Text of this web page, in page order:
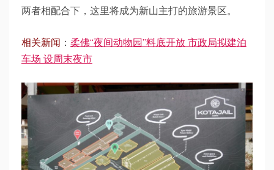
两者相配合下，这里将成为新山主打的旅游景区。
相关新闻 ： 柔佛“夜间动物园”料底开放 市政局拟建泊
车场 设周末夜市